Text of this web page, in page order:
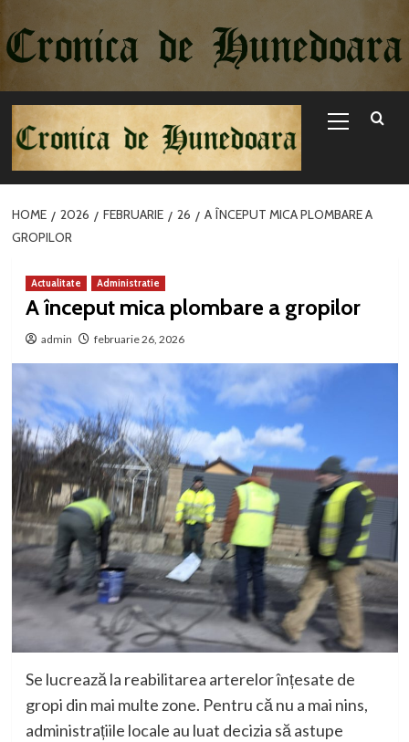
la
conținut
Menu
HOME 2026 FEBRUARIE 26
A ÎNCEPUT MICA PLOMBARE A
GROPILOR
Actualitate Administratie
A început mica plombare a gropilor
admin februarie 26, 2026
Se lucrează la reabilitarea arterelor înțesate de
gropi din mai multe zone. Pentru că nu a mai nins,
administrațiile locale au luat decizia să astupe